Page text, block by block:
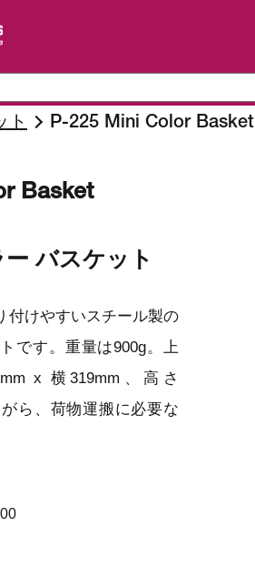
ト P-225 Mini Color Basket
Basket
バスケット
付けやすいスチール製の
です。重量は900g。上
x 横319mm、高さ
ら、荷物運搬に必要な